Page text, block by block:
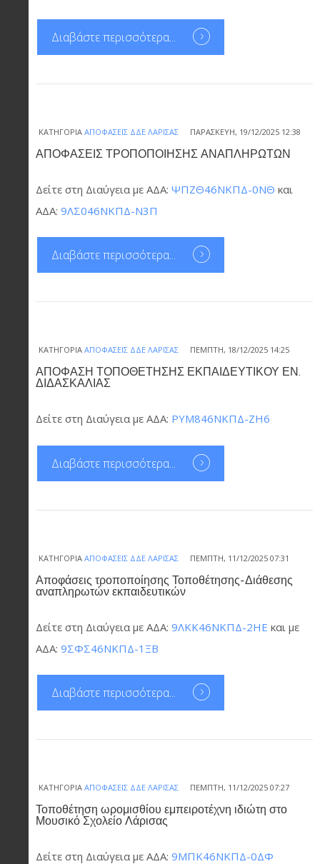
Διαβάστε περισσότερα...
ΚΑΤΗΓΟΡΊΑ ΑΠΟΦΆΣΕΙΣ ΔΔΕ ΛΆΡΙΣΑΣ ΠΑΡΑΣΚΕΥΉ, 19/12/2025 12:38
ΑΠΟΦΑΣΕΙΣ ΤΡΟΠΟΠΟΙΗΣΗΣ ΑΝΑΠΛΗΡΩΤΩΝ
Δείτε στη Διαύγεια με ΑΔΑ: ΨΠΖΘ46ΝΚΠΔ-0ΝΘ και
ΑΔΑ: 9ΛΣ046ΝΚΠΔ-Ν3Π
Διαβάστε περισσότερα...
ΚΑΤΗΓΟΡΊΑ ΑΠΟΦΆΣΕΙΣ ΔΔΕ ΛΆΡΙΣΑΣ ΠΈΜΠΤΗ, 18/12/2025 14:25
ΑΠΟΦΑΣΗ ΤΟΠΟΘΕΤΗΣΗΣ ΕΚΠΑΙΔΕΥΤΙΚΟΥ ΕΝ.
ΔΙΔΑΣΚΑΛΙΑΣ
Δείτε στη Διαύγεια με ΑΔΑ: ΡΥΜ846ΝΚΠΔ-ΖΗ6
Διαβάστε περισσότερα...
ΚΑΤΗΓΟΡΊΑ ΑΠΟΦΆΣΕΙΣ ΔΔΕ ΛΆΡΙΣΑΣ ΠΈΜΠΤΗ, 11/12/2025 07:31
Αποφάσεις τροποποίησης Τοποθέτησης-Διάθεσης
αναπληρωτών εκπαιδευτικών
Δείτε στη Διαύγεια με ΑΔΑ: 9ΛΚΚ46ΝΚΠΔ-2ΗΕ και με
ΑΔΑ: 9ΣΦΣ46ΝΚΠΔ-1ΞΒ
Διαβάστε περισσότερα...
ΚΑΤΗΓΟΡΊΑ ΑΠΟΦΆΣΕΙΣ ΔΔΕ ΛΆΡΙΣΑΣ ΠΈΜΠΤΗ, 11/12/2025 07:27
Τοποθέτηση ωρομισθίου εμπειροτέχνη ιδιώτη στο
Μουσικό Σχολείο Λάρισας
Δείτε στη Διαύγεια με ΑΔΑ: 9ΜΠΚ46ΝΚΠΔ-0ΔΦ